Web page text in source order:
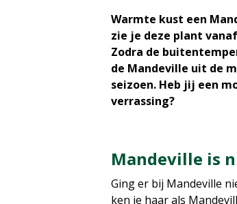
Warmte kust een
zie je deze plant
Zodra de
de Mandeville uit de
seizoen. Heb jij een
verrassing?
Mandeville is
Ging er bij Mandeville
ken je haar als